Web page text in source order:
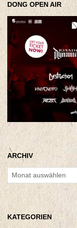
DONG OPEN AIR
ARCHIV
Archiv
KATEGORIEN